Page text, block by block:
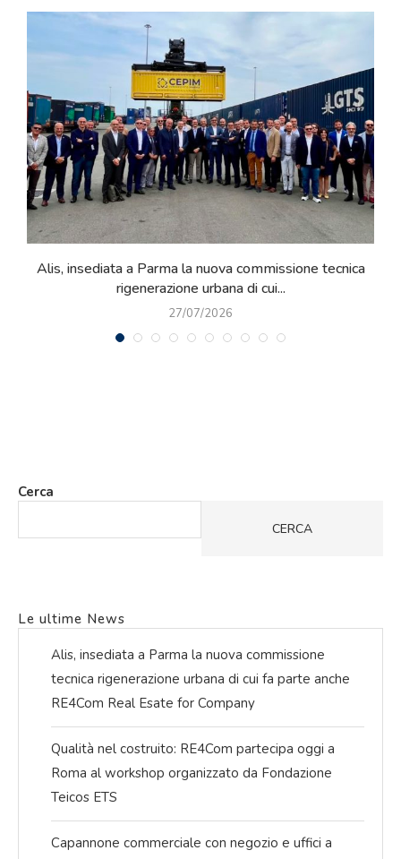
Qualità nel costruito: RE4Com partecipa oggi a Roma al
workshop organizzato da...
08/07/2026
Cerca
CERCA
Le ultime News
Alis, insediata a Parma la nuova commissione
tecnica rigenerazione urbana di cui fa parte anche
RE4Com Real Esate for Company
Qualità nel costruito: RE4Com partecipa oggi a
Roma al workshop organizzato da Fondazione
Teicos ETS
Capannone commerciale con negozio e uffici a